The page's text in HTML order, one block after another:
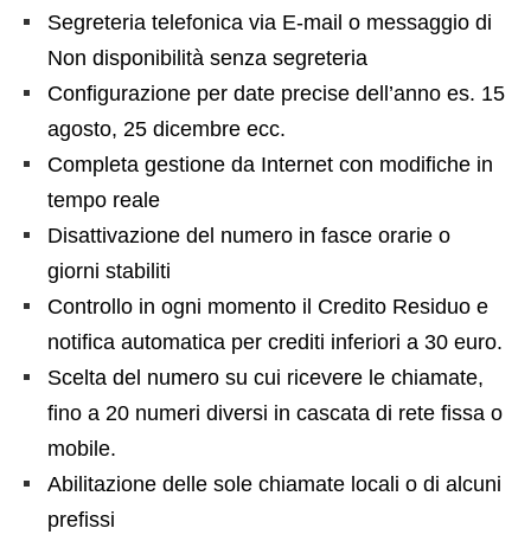
Segreteria telefonica via E-mail o messaggio di
Non disponibilità senza segreteria
Configurazione per date precise dell’anno es. 15
agosto, 25 dicembre ecc.
Completa gestione da Internet con modifiche in
tempo reale
Disattivazione del numero in fasce orarie o
giorni stabiliti
Controllo in ogni momento il Credito Residuo e
notifica automatica per crediti inferiori a 30 euro.
Scelta del numero su cui ricevere le chiamate,
fino a 20 numeri diversi in cascata di rete fissa o
mobile.
Abilitazione delle sole chiamate locali o di alcuni
prefissi